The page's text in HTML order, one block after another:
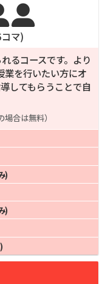

コマ)
るコースです。より
業を行いたい方にオ
してもらうことで自
合は無料）
20週間
2,070,000
24週間
2,482,000
20週間
2,005,000
24週間
2,404,000
)
20週間
1,915,000
24週間
2,296,000
20週間
1,850,000
24週間
2,218,000
)
20週間
1,830,000
24週間
2,194,000
20週間
1,735,000
16週間
1,346,000